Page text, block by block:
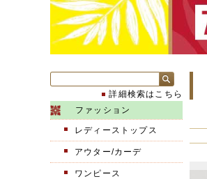
詳細検索はこちら
ファッション
レディーストップス
アウター/カーデ
ワンピース